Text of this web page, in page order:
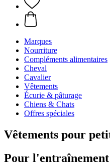
Marques
Nourriture
Compléments alimentaires
Cheval
Cavalier
Vêtements
Écurie & pâturage
Chiens & Chats
Offres spéciales
Vêtements pour
Pour